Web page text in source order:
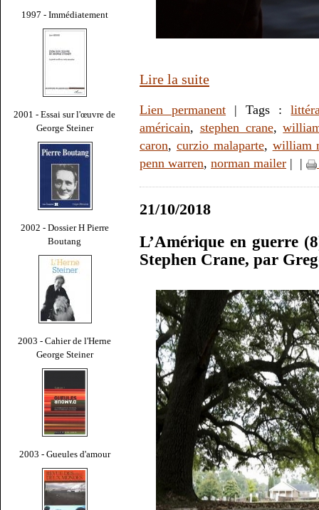
1997 - Immédiatement
2001 - Essai sur l'œuvre de
George Steiner
2002 - Dossier H Pierre
Boutang
2003 - Cahier de l'Herne
George Steiner
2003 - Gueules d'amour
Lire la suite
Lien permanent | Tags :
américain, stephen crane,
caron, curzio malaparte, william
penn warren, norman mailer | |
21/10/2018
L’Amérique en guerre
Stephen Crane, par